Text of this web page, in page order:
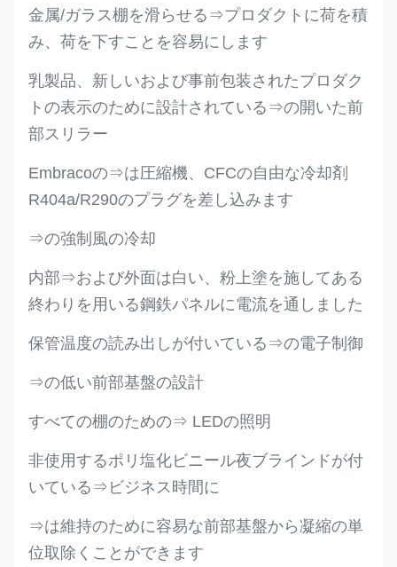
金属/ガラス棚を滑らせる⇒プロダクトに荷を積
み、荷を下すことを容易にします
乳製品、新しいおよび事前包装されたプロダク
トの表示のために設計されている⇒の開いた前
部スリラー
Embracoの⇒は圧縮機、CFCの自由な冷却剤
R404a/R290のプラグを差し込みます
⇒の強制風の冷却
内部⇒および外面は白い、粉上塗を施してある
終わりを用いる鋼鉄パネルに電流を通しました
保管温度の読み出しが付いている⇒の電子制御
⇒の低い前部基盤の設計
すべての棚のための⇒ LEDの照明
非使用するポリ塩化ビニール夜ブラインドが付
いている⇒ビジネス時間に
⇒は維持のために容易な前部基盤から凝縮の単
位取除くことができます